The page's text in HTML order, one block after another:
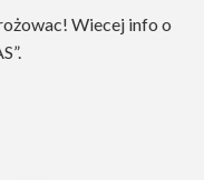
Wiecej info o